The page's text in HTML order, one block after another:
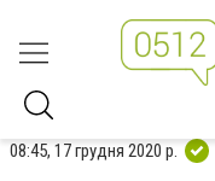
08:45, 17 грудня 2020 р.